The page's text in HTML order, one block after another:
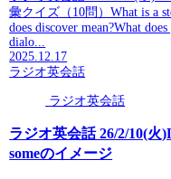
彙クイズ（10問）What is a
does discover mean?What
dialo...
2025.12.17
ラジオ英会話
ラジオ英会話
ラジオ英会話 26/2/10(火
someのイメージ